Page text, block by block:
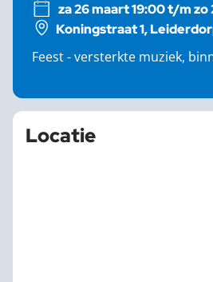
za 26 maart 19:00 t/m zo
Koningstraat 1,
Feest - versterkte muziek,
Locatie